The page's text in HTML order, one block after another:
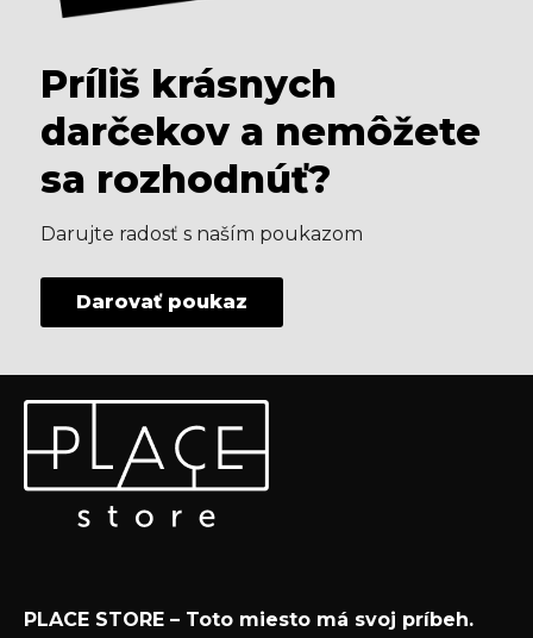
Príliš krásnych
darčekov a nemôžete
sa rozhodnúť?
Darujte radosť s naším poukazom
Darovať poukaz
Odoberať newsletter
Vložte svoj e-mail a my Vám budeme zasielať informácie
o nových produktoch na našom e-shope.
ochrany osobných údajov
PLACE STORE – Toto miesto má svoj príbeh.